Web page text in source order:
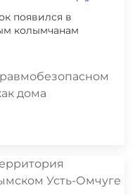
появился в
колымчанам
дома